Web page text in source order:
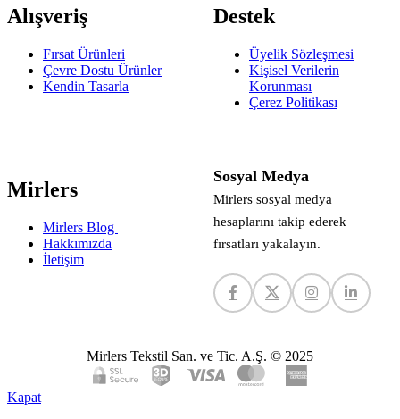
Alışveriş
Fırsat Ürünleri
Çevre Dostu Ürünler
Kendin Tasarla
Destek
Üyelik Sözleşmesi
Kişisel Verilerin
Korunması
Çerez Politikası
Mirlers
Mirlers Blog
Hakkımızda
İletişim
Sosyal Medya
Mirlers sosyal medya
hesaplarını takip ederek
fırsatları yakalayın.
Mirlers Tekstil San. ve Tic. A.Ş. © 2025
Kapat